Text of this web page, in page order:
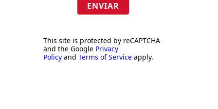
ENVIAR
This site is protected by reCAPTCHA
and the Google Privacy
Policy and Terms of Service apply.